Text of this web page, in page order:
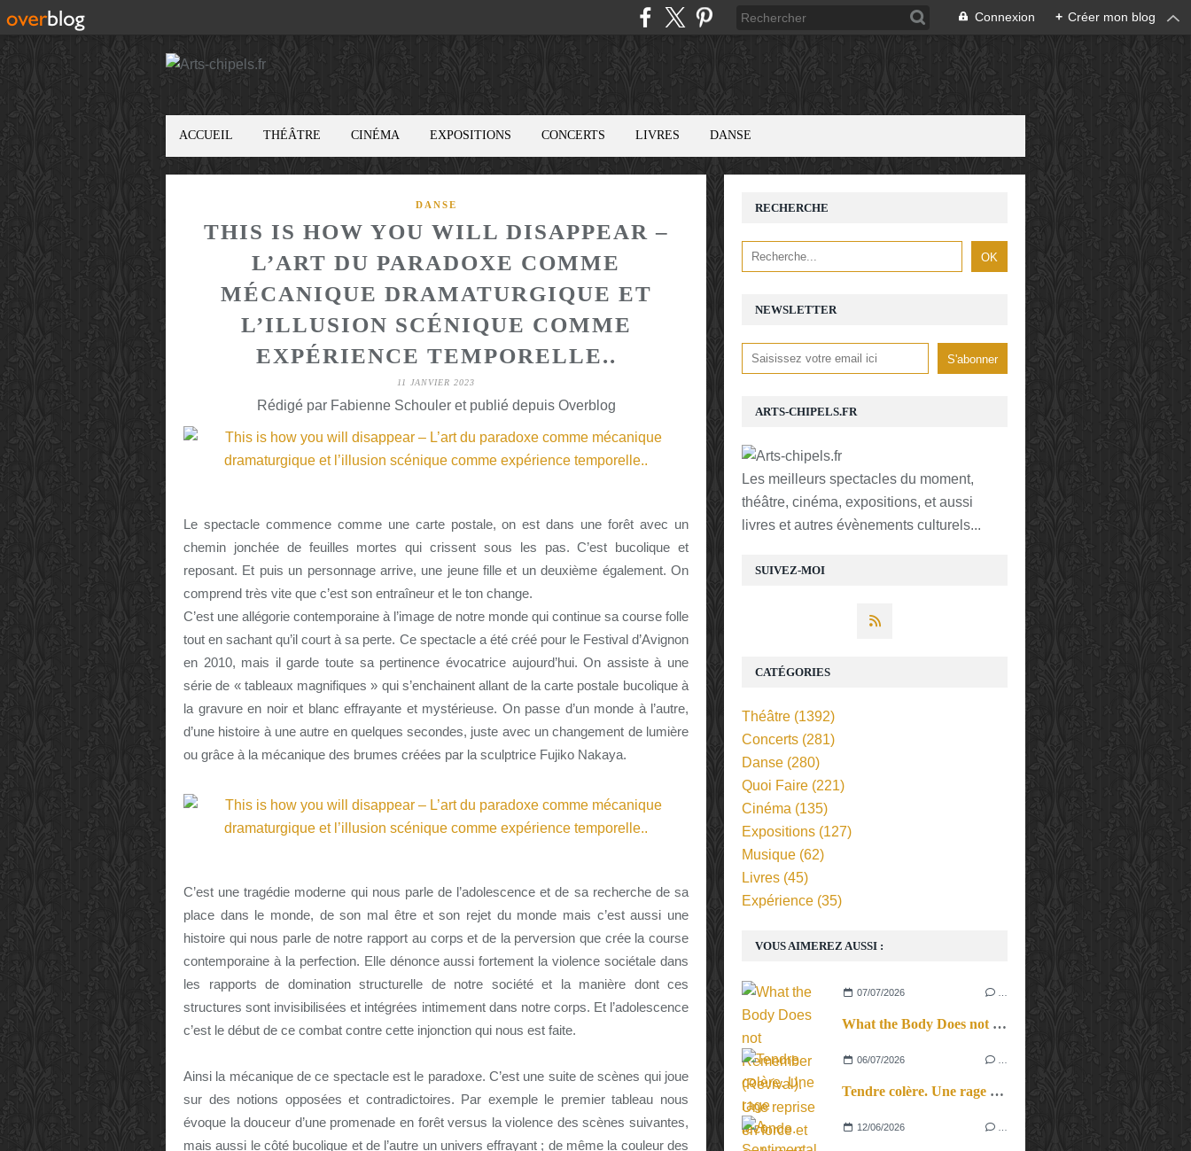
Connexion + Créer mon blog
ACCUEIL THÉÂTRE CINÉMA EXPOSITIONS CONCERTS LIVRES DANSE
DANSE
THIS IS HOW YOU WILL DISAPPEAR –
L’ART DU PARADOXE COMME
MÉCANIQUE DRAMATURGIQUE ET
L’ILLUSION SCÉNIQUE COMME
EXPÉRIENCE TEMPORELLE..
11 JANVIER 2023
Rédigé par Fabienne Schouler et publié depuis Overblog
Le spectacle commence comme une carte postale, on est dans une forêt avec un
chemin jonchée de feuilles mortes qui crissent sous les pas. C’est bucolique et
reposant. Et puis un personnage arrive, une jeune fille et un deuxième également. On
comprend très vite que c’est son entraîneur et le ton change.
C’est une allégorie contemporaine à l’image de notre monde qui continue sa course folle
tout en sachant qu’il court à sa perte. Ce spectacle a été créé pour le Festival d’Avignon
en 2010, mais il garde toute sa pertinence évocatrice aujourd’hui. On assiste à une
série de « tableaux magnifiques » qui s’enchainent allant de la carte postale bucolique à
la gravure en noir et blanc effrayante et mystérieuse. On passe d’un monde à l’autre,
d’une histoire à une autre en quelques secondes, juste avec un changement de lumière
ou grâce à la mécanique des brumes créées par la sculptrice Fujiko Nakaya.
C’est une tragédie moderne qui nous parle de l’adolescence et de sa recherche de sa
place dans le monde, de son mal être et son rejet du monde mais c’est aussi une
histoire qui nous parle de notre rapport au corps et de la perversion que crée la course
contemporaine à la perfection. Elle dénonce aussi fortement la violence sociétale dans
les rapports de domination structurelle de notre société et la manière dont ces
structures sont invisibilisées et intégrées intimement dans notre corps. Et l’adolescence
c’est le début de ce combat contre cette injonction qui nous est faite.
Ainsi la mécanique de ce spectacle est le paradoxe. C’est une suite de scènes qui joue
sur des notions opposées et contradictoires. Par exemple le premier tableau nous
évoque la douceur d’une promenade en forêt versus la violence des scènes suivantes,
mais aussi le côté bucolique et de l’autre un univers effrayant ; de même la couleur des
NEWSLETTER
SUIVEZ-MOI
RECHERCHE
ARTS-CHIPELS.FR
Les meilleurs spectacles du moment,
théâtre, cinéma, expositions, et aussi
livres et autres évènements culturels...
VOUS AIMEREZ AUSSI :
07/07/2026
What the Body Does not Remember (Revival). Une reprise en force et en beauté
06/07/2026
Tendre colère. Une rage féconde.
12/06/2026
CATÉGORIES
Théâtre (1392)
Concerts (281)
Danse (280)
Quoi Faire (221)
Cinéma (135)
Expositions (127)
Musique (62)
Livres (45)
Expérience (35)